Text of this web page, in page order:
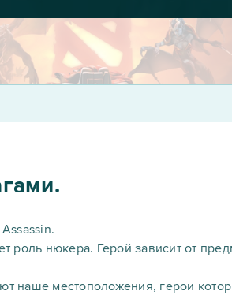
роль нюкера. Герой зависит от
наше местоположения, герои